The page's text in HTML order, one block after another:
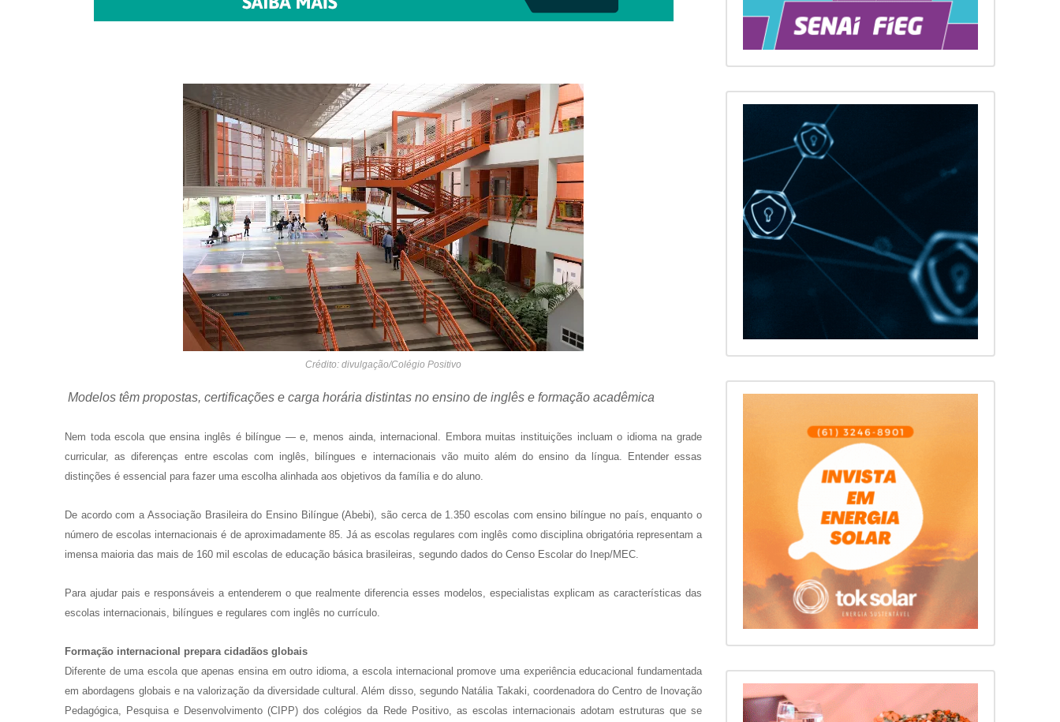
Crédito: divulgação/Colégio Positivo
Modelos têm propostas, certificações e carga horária distintas no ensino de inglês e formação acadêmica
Nem toda escola que ensina inglês é bilíngue — e, menos ainda, internacional. Embora muitas instituições incluam o idioma na grade
curricular, as diferenças entre escolas com inglês, bilíngues e internacionais vão muito além do ensino da língua. Entender essas
distinções é essencial para fazer uma escolha alinhada aos objetivos da família e do aluno.
De acordo com a Associação Brasileira do Ensino Bilíngue (Abebi), são cerca de 1.350 escolas com ensino bilíngue no país, enquanto o
número de escolas internacionais é de aproximadamente 85. Já as escolas regulares com inglês como disciplina obrigatória representam a
imensa maioria das mais de 160 mil escolas de educação básica brasileiras, segundo dados do Censo Escolar do Inep/MEC.
Para ajudar pais e responsáveis a entenderem o que realmente diferencia esses modelos, especialistas explicam as características das
escolas internacionais, bilíngues e regulares com inglês no currículo.
Formação internacional prepara cidadãos globais
Diferente de uma escola que apenas ensina em outro idioma, a escola internacional promove uma experiência educacional fundamentada
em abordagens globais e na valorização da diversidade cultural. Além disso, segundo Natália Takaki, coordenadora do Centro de Inovação
Pedagógica, Pesquisa e Desenvolvimento (CIPP) dos colégios da Rede Positivo, as escolas internacionais adotam estruturas que se